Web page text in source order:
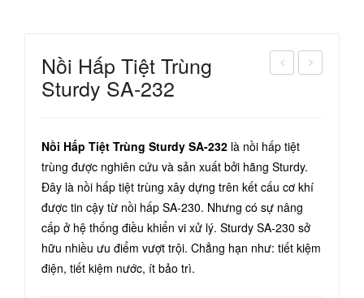
Trù
ng
ssB
A22
ng
230
Nồi Hấp Tiệt Trùng
Sturdy SA-232
Nồi Hấp Tiệt Trùng Sturdy SA-232 là nồi hấp tiệt
trùng được nghiên cứu và sản xuất bởi hãng Sturdy.
Đây là nồi hấp tiệt trùng xây dựng trên kết cấu cơ khí
được tin cậy từ nồi hấp SA-230. Nhưng có sự nâng
cấp ở hệ thống điều khiển vi xử lý. Sturdy SA-230 sở
hữu nhiều ưu điểm vượt trội. Chẳng hạn như: tiết kiệm
điện, tiết kiệm nước, ít bảo trì.